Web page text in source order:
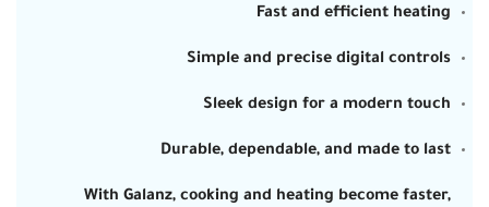
Fast and efficient heating
Simple and precise digital controls
Sleek design for a modern touch
Durable, dependable, and made to last
With Galanz, cooking and heating become faster,